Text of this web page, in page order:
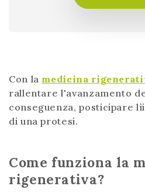
Con la medicina
rallentare l'avanzamento
conseguenza, posticipare
di una protesi.
Come funziona la
rigenerativa?